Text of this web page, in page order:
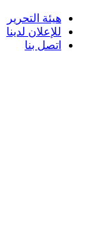
هيئة التحرير
للإعلان لدينا
اتصل بنا